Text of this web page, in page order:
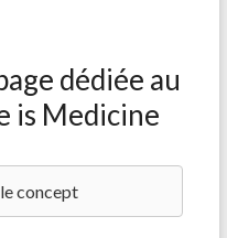
dédiée au
is Medicine
concept